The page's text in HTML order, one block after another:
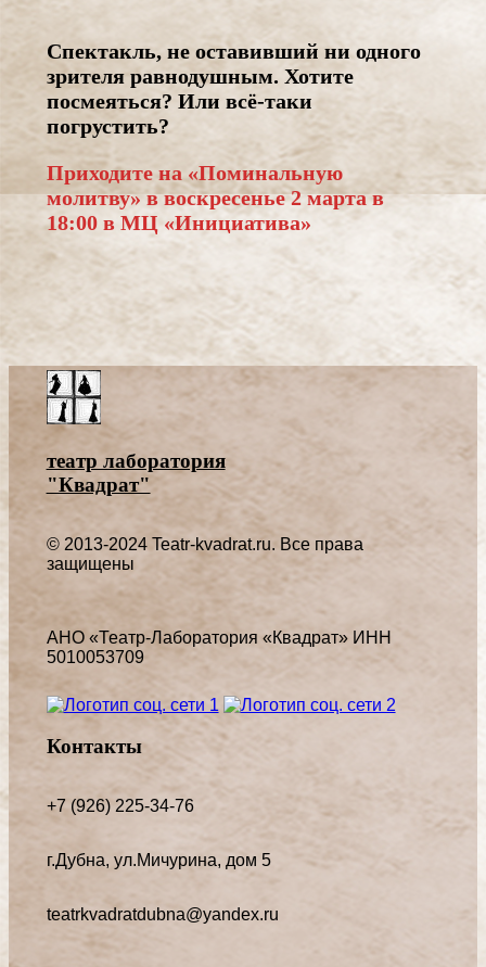
Спектакль, не оставивший ни одного
зрителя равнодушным. Хотите
посмеяться? Или всё-таки
погрустить?
Приходите на «Поминальную
молитву» в воскресенье 2 марта в
18:00 в МЦ «Инициатива»
театр лаборатория
"Квадрат"
© 2013-2024 Teatr-kvadrat.ru. Все права
защищены
АНО «Театр-Лаборатория «Квадрат» ИНН
5010053709
Контакты
+7 (926) 225-34-76
г.Дубна, ул.Мичурина, дом 5
teatrkvadratdubna@yandex.ru